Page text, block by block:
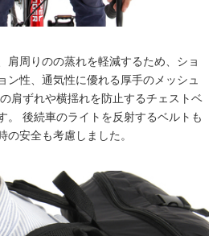
周りのの蒸れを軽減するため、ショ
ン性、通気性に優れる厚手のメッシュ
肩ずれや横揺れを防止するチェストベ
。 後続車のライトを反射するベルトも
の安全も考慮しました。